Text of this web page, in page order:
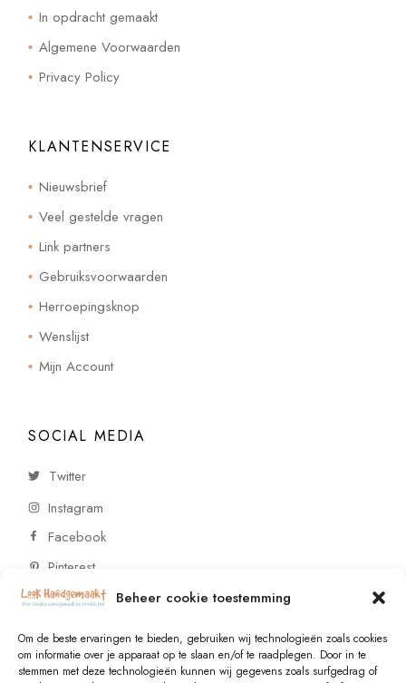
Beheer cookie toestemming
Om de beste ervaringen te bieden, gebruiken wij technologieën zoals cookies
om informatie over je apparaat op te slaan en/of te raadplegen. Door in te
stemmen met deze technologieën kunnen wij gegevens zoals surfgedrag of
In opdracht gemaakt
Algemene Voorwaarden
Privacy Policy
KLANTENSERVICE
Nieuwsbrief
Veel gestelde vragen
Link partners
Gebruiksvoorwaarden
Herroepingsknop
Wenslijst
Mijn Account
SOCIAL MEDIA
Twitter
Instagram
Facebook
Pinterest
CONTACT
Vragen of wensen? Neem contact op!